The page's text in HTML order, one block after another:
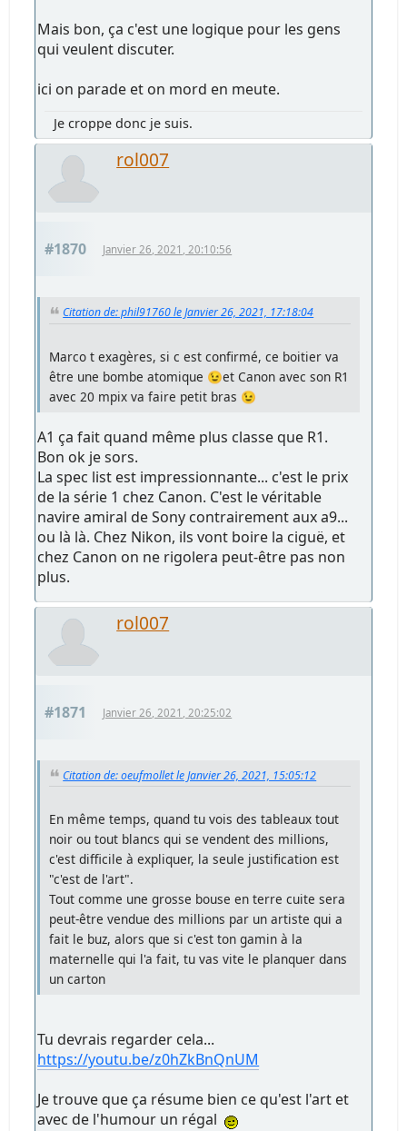
Mais bon, ça c'est une logique pour les gens
qui veulent discuter.
ici on parade et on mord en meute.
Je croppe donc je suis.
rol007
#1870 Janvier 26, 2021, 20:10:56
Citation de: phil91760 le Janvier 26, 2021, 17:18:04
Marco t exagères, si c est confirmé, ce boitier va
être une bombe atomique 😉et Canon avec son R1
avec 20 mpix va faire petit bras 😉
A1 ça fait quand même plus classe que R1.
Bon ok je sors.
La spec list est impressionnante... c'est le prix
de la série 1 chez Canon. C'est le véritable
navire amiral de Sony contrairement aux a9...
ou là là. Chez Nikon, ils vont boire la ciguë, et
chez Canon on ne rigolera peut-être pas non
plus.
rol007
#1871 Janvier 26, 2021, 20:25:02
Citation de: oeufmollet le Janvier 26, 2021, 15:05:12
En même temps, quand tu vois des tableaux tout
noir ou tout blancs qui se vendent des millions,
c'est difficile à expliquer, la seule justification est
"c'est de l'art".
Tout comme une grosse bouse en terre cuite sera
peut-être vendue des millions par un artiste qui a
fait le buz, alors que si c'est ton gamin à la
maternelle qui l'a fait, tu vas vite le planquer dans
un carton
Tu devrais regarder cela...
https://youtu.be/z0hZkBnQnUM
Je trouve que ça résume bien ce qu'est l'art et
avec de l'humour un régal